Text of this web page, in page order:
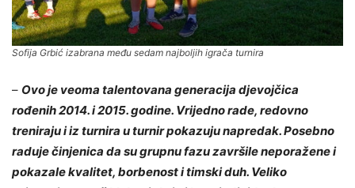
Sofija Grbić izabrana među sedam najboljih igrača turnira
– Ovo je veoma talentovana generacija djevojčica
rođenih 2014. i 2015. godine. Vrijedno rade, redovno
treniraju i iz turnira u turnir pokazuju napredak. Posebno
raduje činjenica da su grupnu fazu završile neporažene i
pokazale kvalitet, borbenost i timski duh. Veliko